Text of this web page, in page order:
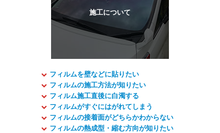
フィルムを壁などに貼りたい
フィルムの施工方法が知りたい
フィルム施工直後に白濁する
フィルムがすぐにはがれてしまう
フィルムの接着面がどちらかわからない
フィルムの熱成型・縮む方向が知りたい